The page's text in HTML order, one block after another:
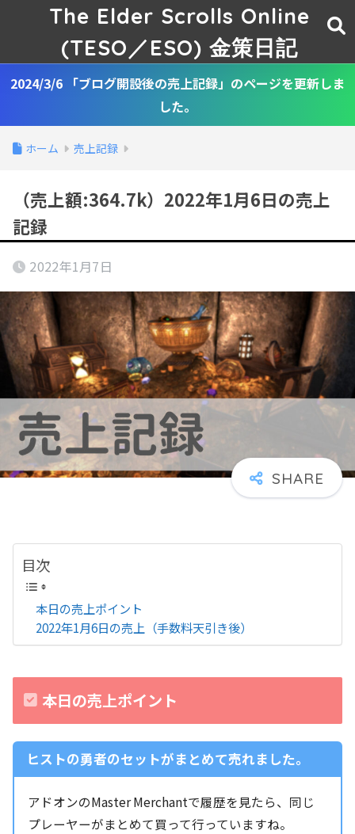
The Elder Scrolls Online
(TESO／ESO) 金策日記
2024/3/6 「ブログ開設後の売上記録」のページを更新しま
した。
ホーム 売上記録
（売上額:364.7k）2022年1月6日の売上
記録
2022年1月7日
目次
本日の売上ポイント
2022年1月6日の売上（手数料天引き後）
本日の売上ポイント
ヒストの勇者のセットがまとめて売れました。
アドオンのMaster Merchantで履歴を見たら、同じ
プレーヤーがまとめて買って行っていますね。